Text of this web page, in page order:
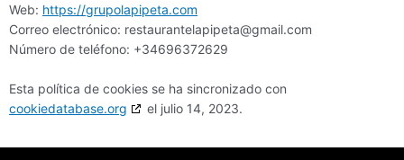
Web: https://grupolapipeta.com
Correo electrónico: restaurantelapipeta@gmail.com
Número de teléfono: +34696372629
Esta política de cookies se ha sincronizado con
cookiedatabase.org
el julio 14, 2023.